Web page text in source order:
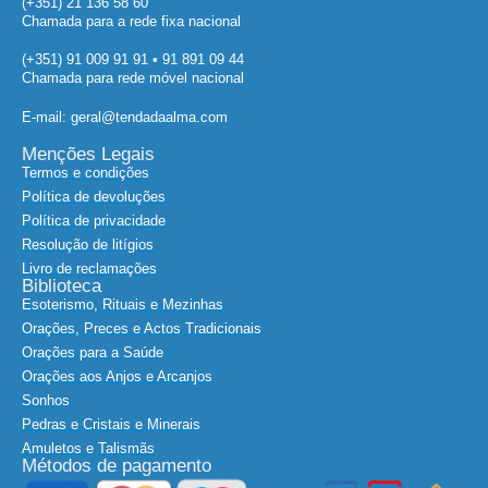
Chamada para a rede fixa nacional
(+351) 91 009 91 91 • 91 891 09 44
Chamada para rede móvel nacional
E-mail: geral@tendadaalma.com
Menções Legais
Termos e condições
Política de devoluções
Política de privacidade
Resolução de litígios
Livro de reclamações
Biblioteca
Esoterismo, Rituais e Mezinhas
Orações, Preces e Actos Tradicionais
Orações para a Saúde
Orações aos Anjos e Arcanjos
Sonhos
Pedras e Cristais e Minerais
Amuletos e Talismãs
Métodos de pagamento